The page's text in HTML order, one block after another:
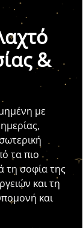
&
με
τα πιο
τη σοφία της
και τη
και